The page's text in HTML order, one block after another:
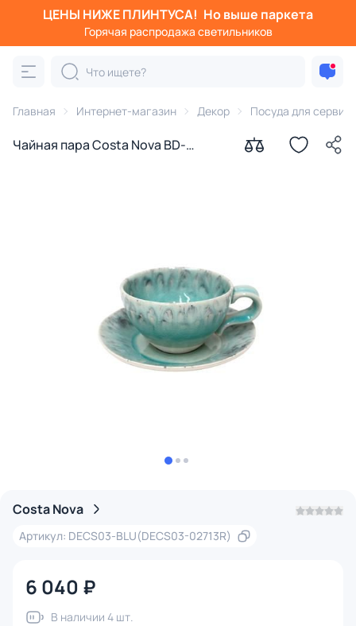
ЦЕНЫ НИЖЕ ПЛИНТУСА! Но выше паркета
Горячая распродажа светильников
Главная Интернет-магазин Декор Посуда для
Чайная пара Costa Nova BD-
Costa Nova
Артикул: DECS03-BLU(DECS03-02713R)
6 040 ₽
В наличии 4 шт.